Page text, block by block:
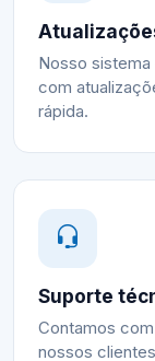
Nosso
com
rápida.
Suporte
Contamos
nossos